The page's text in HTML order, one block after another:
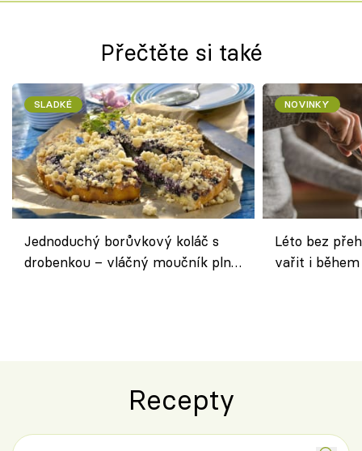
Přečtěte si také
SLADKÉ
Jednoduchý borůvkový koláč s
drobenkou – vláčný moučník plný
NOVINKY
Léto bez
vařit i
Recepty